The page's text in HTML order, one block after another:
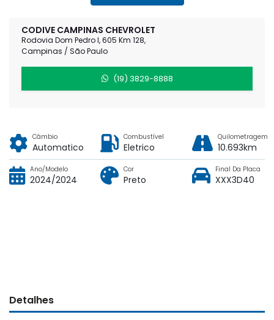
CODIVE CAMPINAS CHEVROLET
Rodovia Dom Pedro I, 605 Km 128,
Campinas / São Paulo
(19) 3829-8888
Câmbio
Automatico
Combustível
Eletrico
Quilometragem
10.693km
Ano/Modelo
2024/2024
Cor
Preto
Final Da Placa
XXX3D40
Detalhes